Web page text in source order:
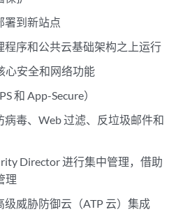
署到新站点
程序和公共云基础架构之上运行
心安全和网络功能
和 App-Secure）
毒、Web 过滤、反垃圾邮件和
Director 进行集中管理，借助
理
威胁防御云（ATP 云）集成